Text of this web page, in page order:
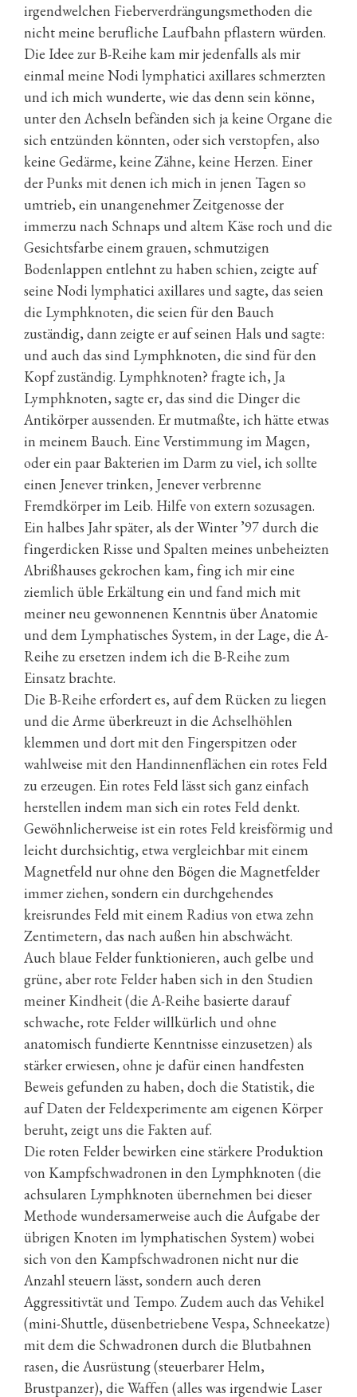
irgendwelchen Fieberverdrängungsmethoden die
nicht meine berufliche Laufbahn pflastern würden.
Die Idee zur B-Reihe kam mir jedenfalls als mir
einmal meine Nodi lymphatici axillares schmerzten
und ich mich wunderte, wie das denn sein könne,
unter den Achseln befänden sich ja keine Organe die
sich entzünden könnten, oder sich verstopfen, also
keine Gedärme, keine Zähne, keine Herzen. Einer
der Punks mit denen ich mich in jenen Tagen so
umtrieb, ein unangenehmer Zeitgenosse der
immerzu nach Schnaps und altem Käse roch und die
Gesichtsfarbe einem grauen, schmutzigen
Bodenlappen entlehnt zu haben schien, zeigte auf
seine Nodi lymphatici axillares und sagte, das seien
die Lymphknoten, die seien für den Bauch
zuständig, dann zeigte er auf seinen Hals und sagte:
und auch das sind Lymphknoten, die sind für den
Kopf zuständig. Lymphknoten? fragte ich, Ja
Lymphknoten, sagte er, das sind die Dinger die
Antikörper aussenden. Er mutmaßte, ich hätte etwas
in meinem Bauch. Eine Verstimmung im Magen,
oder ein paar Bakterien im Darm zu viel, ich sollte
einen Jenever trinken, Jenever verbrenne
Fremdkörper im Leib. Hilfe von extern sozusagen.
Ein halbes Jahr später, als der Winter ’97 durch die
fingerdicken Risse und Spalten meines unbeheizten
Abrißhauses gekrochen kam, fing ich mir eine
ziemlich üble Erkältung ein und fand mich mit
meiner neu gewonnenen Kenntnis über Anatomie
und dem Lymphatisches System, in der Lage, die A-
Reihe zu ersetzen indem ich die B-Reihe zum
Einsatz brachte.
Die B-Reihe erfordert es, auf dem Rücken zu liegen
und die Arme überkreuzt in die Achselhöhlen
klemmen und dort mit den Fingerspitzen oder
wahlweise mit den Handinnenflächen ein rotes Feld
zu erzeugen. Ein rotes Feld lässt sich ganz einfach
herstellen indem man sich ein rotes Feld denkt.
Gewöhnlicherweise ist ein rotes Feld kreisförmig und
leicht durchsichtig, etwa vergleichbar mit einem
Magnetfeld nur ohne den Bögen die Magnetfelder
immer ziehen, sondern ein durchgehendes
kreisrundes Feld mit einem Radius von etwa zehn
Zentimetern, das nach außen hin abschwächt.
Auch blaue Felder funktionieren, auch gelbe und
grüne, aber rote Felder haben sich in den Studien
meiner Kindheit (die A-Reihe basierte darauf
schwache, rote Felder willkürlich und ohne
anatomisch fundierte Kenntnisse einzusetzen) als
stärker erwiesen, ohne je dafür einen handfesten
Beweis gefunden zu haben, doch die Statistik, die
auf Daten der Feldexperimente am eigenen Körper
beruht, zeigt uns die Fakten auf.
Die roten Felder bewirken eine stärkere Produktion
von Kampfschwadronen in den Lymphknoten (die
achsularen Lymphknoten übernehmen bei dieser
Methode wundersamerweise auch die Aufgabe der
übrigen Knoten im lymphatischen System) wobei
sich von den Kampfschwadronen nicht nur die
Anzahl steuern lässt, sondern auch deren
Aggressitivtät und Tempo. Zudem auch das Vehikel
(mini-Shuttle, düsenbetriebene Vespa, Schneekatze)
mit dem die Schwadronen durch die Blutbahnen
rasen, die Ausrüstung (steuerbarer Helm,
Brustpanzer), die Waffen (alles was irgendwie Laser